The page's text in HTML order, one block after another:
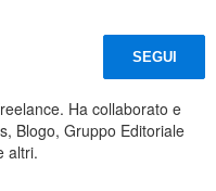
SEGUI
Ha collaborato e
Blogo, Gruppo Editoriale
altri.